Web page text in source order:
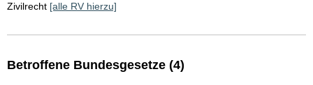
Zivilrecht [alle RV hierzu]
Betroffene Bundesgesetze (4)